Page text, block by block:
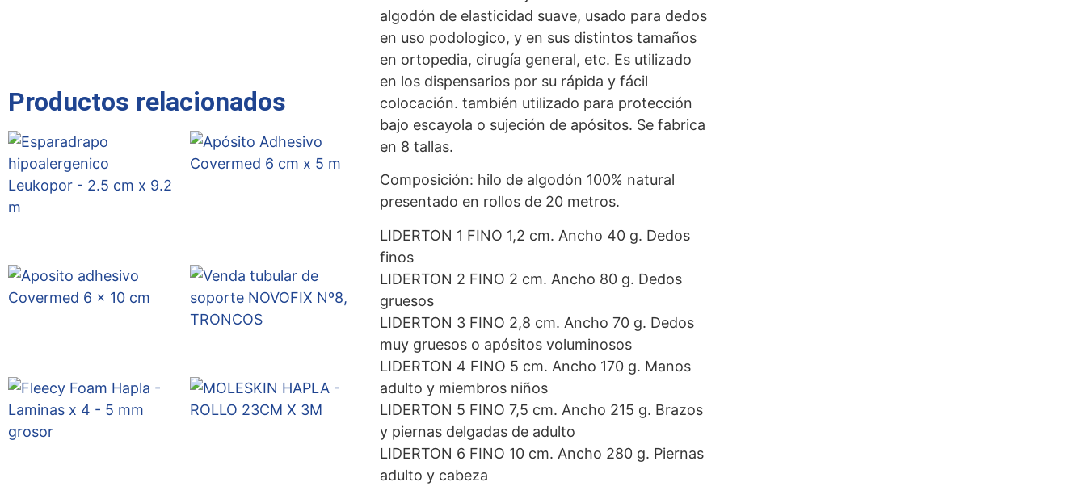
Productos relacionados
algodón de elasticidad suave, usado para dedos
en uso podologico, y en sus distintos tamaños
en ortopedia, cirugía general, etc. Es utilizado
en los dispensarios por su rápida y fácil
colocación. también utilizado para protección
bajo escayola o sujeción de apósitos. Se fabrica
en 8 tallas.
Composición: hilo de algodón 100% natural
presentado en rollos de 20 metros.
LIDERTON 1 FINO 1,2 cm. Ancho 40 g. Dedos
finos
LIDERTON 2 FINO 2 cm. Ancho 80 g. Dedos
gruesos
LIDERTON 3 FINO 2,8 cm. Ancho 70 g. Dedos
muy gruesos o apósitos voluminosos
LIDERTON 4 FINO 5 cm. Ancho 170 g. Manos
adulto y miembros niños
LIDERTON 5 FINO 7,5 cm. Ancho 215 g. Brazos
y piernas delgadas de adulto
LIDERTON 6 FINO 10 cm. Ancho 280 g. Piernas
adulto y cabeza